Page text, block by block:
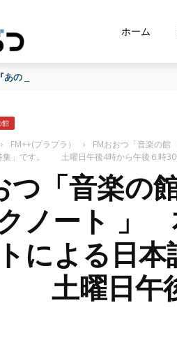
ホーム
『あの日の放送、もう一度聴きたいな…』
館
› FM++(プラプラ） ›
FMおおつ「音楽の
集」です。 土曜日午後4時から午後６時
つ「音楽の
ノート 」
による日本
土曜日午